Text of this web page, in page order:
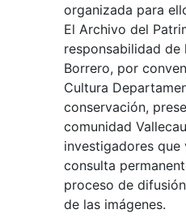
organizada para
El Archivo del
responsabilidad
Borrero, por
Cultura
conservación,
comunidad
investigadores
consulta
proceso de
de las imágenes.